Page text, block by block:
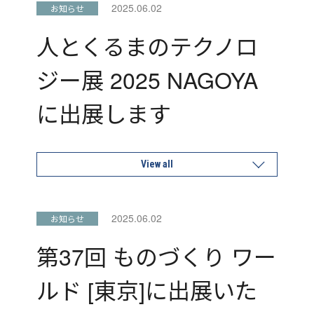
お知らせ 2025.06.02
人とくるまのテクノロ
ジー展 2025 NAGOYA
に出展します
View all
お知らせ 2025.06.02
第37回 ものづくり ワー
ルド [東京]に出展いた